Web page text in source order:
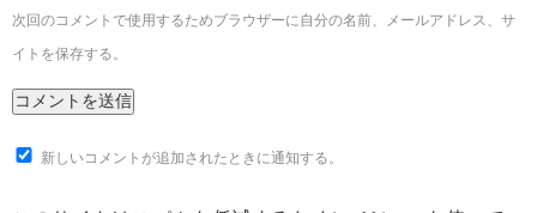
次回のコメントで使用するためブラウザーに自分の名前、メールアドレス、サ
イトを保存する。
新しいコメントが追加されたときに通知する。